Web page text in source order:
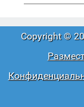
Copyright ©